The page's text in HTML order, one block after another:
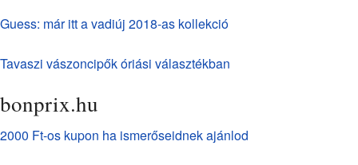
Guess: már itt a vadiúj 2018-as kollekció
Tavaszi vászoncipők óriási választékban
bonprix.hu
2000 Ft-os kupon ha ismerőseidnek ajánlod